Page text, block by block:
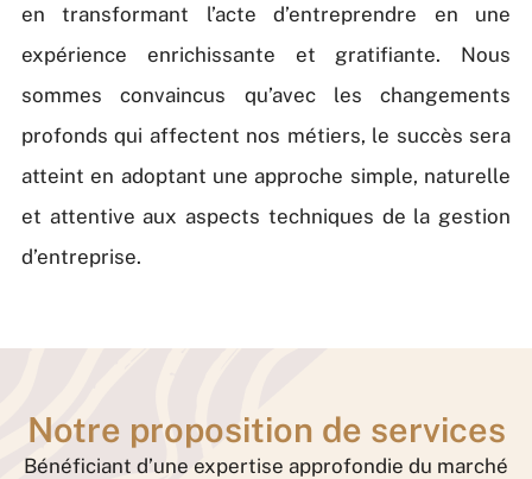
en transformant l’acte d’entreprendre en une
expérience enrichissante et gratifiante. Nous
sommes convaincus qu’avec les changements
profonds qui affectent nos métiers, le succès sera
atteint en adoptant une approche simple, naturelle
et attentive aux aspects techniques de la gestion
d’entreprise.
Notre proposition de services
Bénéficiant d’une expertise approfondie du marché